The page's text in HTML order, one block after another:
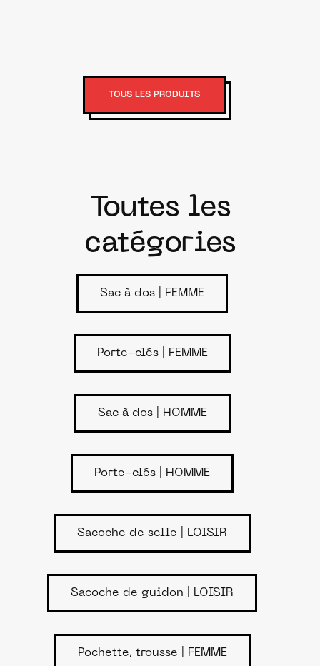
TOUS LES PRODUITS
Toutes les
catégories
Sac à dos | FEMME
Porte-clés | FEMME
Sac à dos | HOMME
Porte-clés | HOMME
Sacoche de selle | LOISIR
Sacoche de guidon | LOISIR
Pochette, trousse | FEMME